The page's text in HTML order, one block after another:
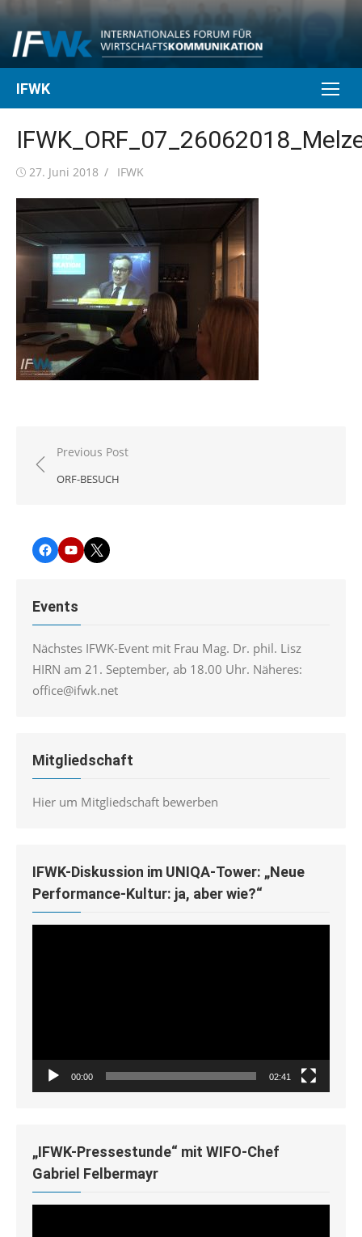
Skip
content
IFWK
Posted
27. Juni 2018 Author
IFWK
Beitragsnavigation
Previous Post
ORF-BESUCH
Facebook
YouTubeTwitter
Events
Nächstes IFWK-Event mit Frau Mag. Dr. phil. Lisz
HIRN am 21. September, ab 18.00 Uhr. Näheres:
office@ifwk.net
Mitgliedschaft
Hier um Mitgliedschaft bewerben
IFWK-Diskussion im UNIQA-Tower: „Neue
Performance-Kultur: ja, aber wie?“
00:00 02:41
„IFWK-Pressestunde“ mit WIFO-Chef
Gabriel Felbermayr